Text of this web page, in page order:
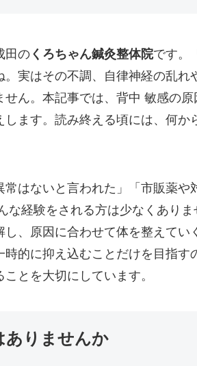
田のくろちゃん鍼灸整体院です。
実はその不調、自律神経の乱
せん。本記事では、背中 敏感の
します。読み終える頃には、何
常はないと言われた」「市販薬
経験をされる方は少なくありま
、原因に合わせて体を整えて
的に抑え込むことだけを目指す
とを大切にしています。
ありませんか